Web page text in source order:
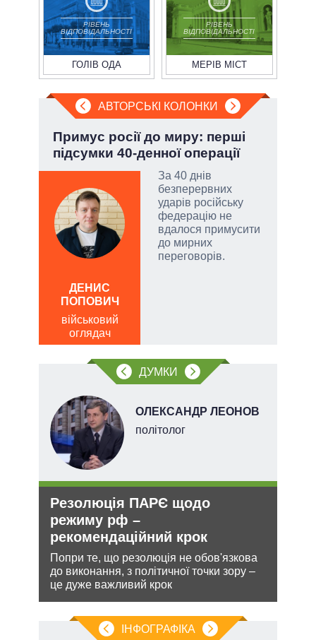
РІВЕНЬ
ВІДПОВІДАЛЬНОСТІ
ГОЛІВ ОДА
РІВЕНЬ
ВІДПОВІДАЛЬНОСТІ
МЕРІВ МІСТ
АВТОРСЬКІ КОЛОНКИ
Примус росії до миру: перші
підсумки 40-денної операції
За 40 днів
безперервних
ударів російську
федерацію не
вдалося примусити
до мирних
переговорів.
ДЕНИС
ПОПОВИЧ
військовий
оглядач
ДУМКИ
ОЛЕКСАНДР ЛЕОНОВ
політолог
Резолюція ПАРЄ щодо
режиму рф –
рекомендаційний крок
Попри те, що резолюція не обов'язкова
до виконання, з політичної точки зору –
це дуже важливий крок
ІНФОГРАФІКА